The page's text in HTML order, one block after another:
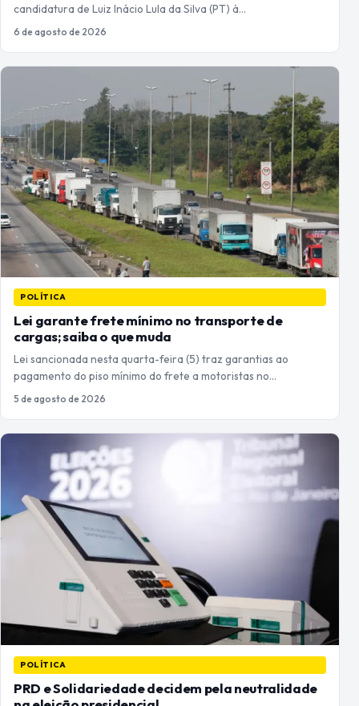
candidatura de Luiz Inácio Lula da Silva (PT) à…
6 de agosto de 2026
POLÍTICA
Lei garante frete mínimo no transporte de
cargas; saiba o que muda
Lei sancionada nesta quarta-feira (5) traz garantias ao
pagamento do piso mínimo do frete a motoristas no…
5 de agosto de 2026
POLÍTICA
PRD e Solidariedade decidem pela neutralidade